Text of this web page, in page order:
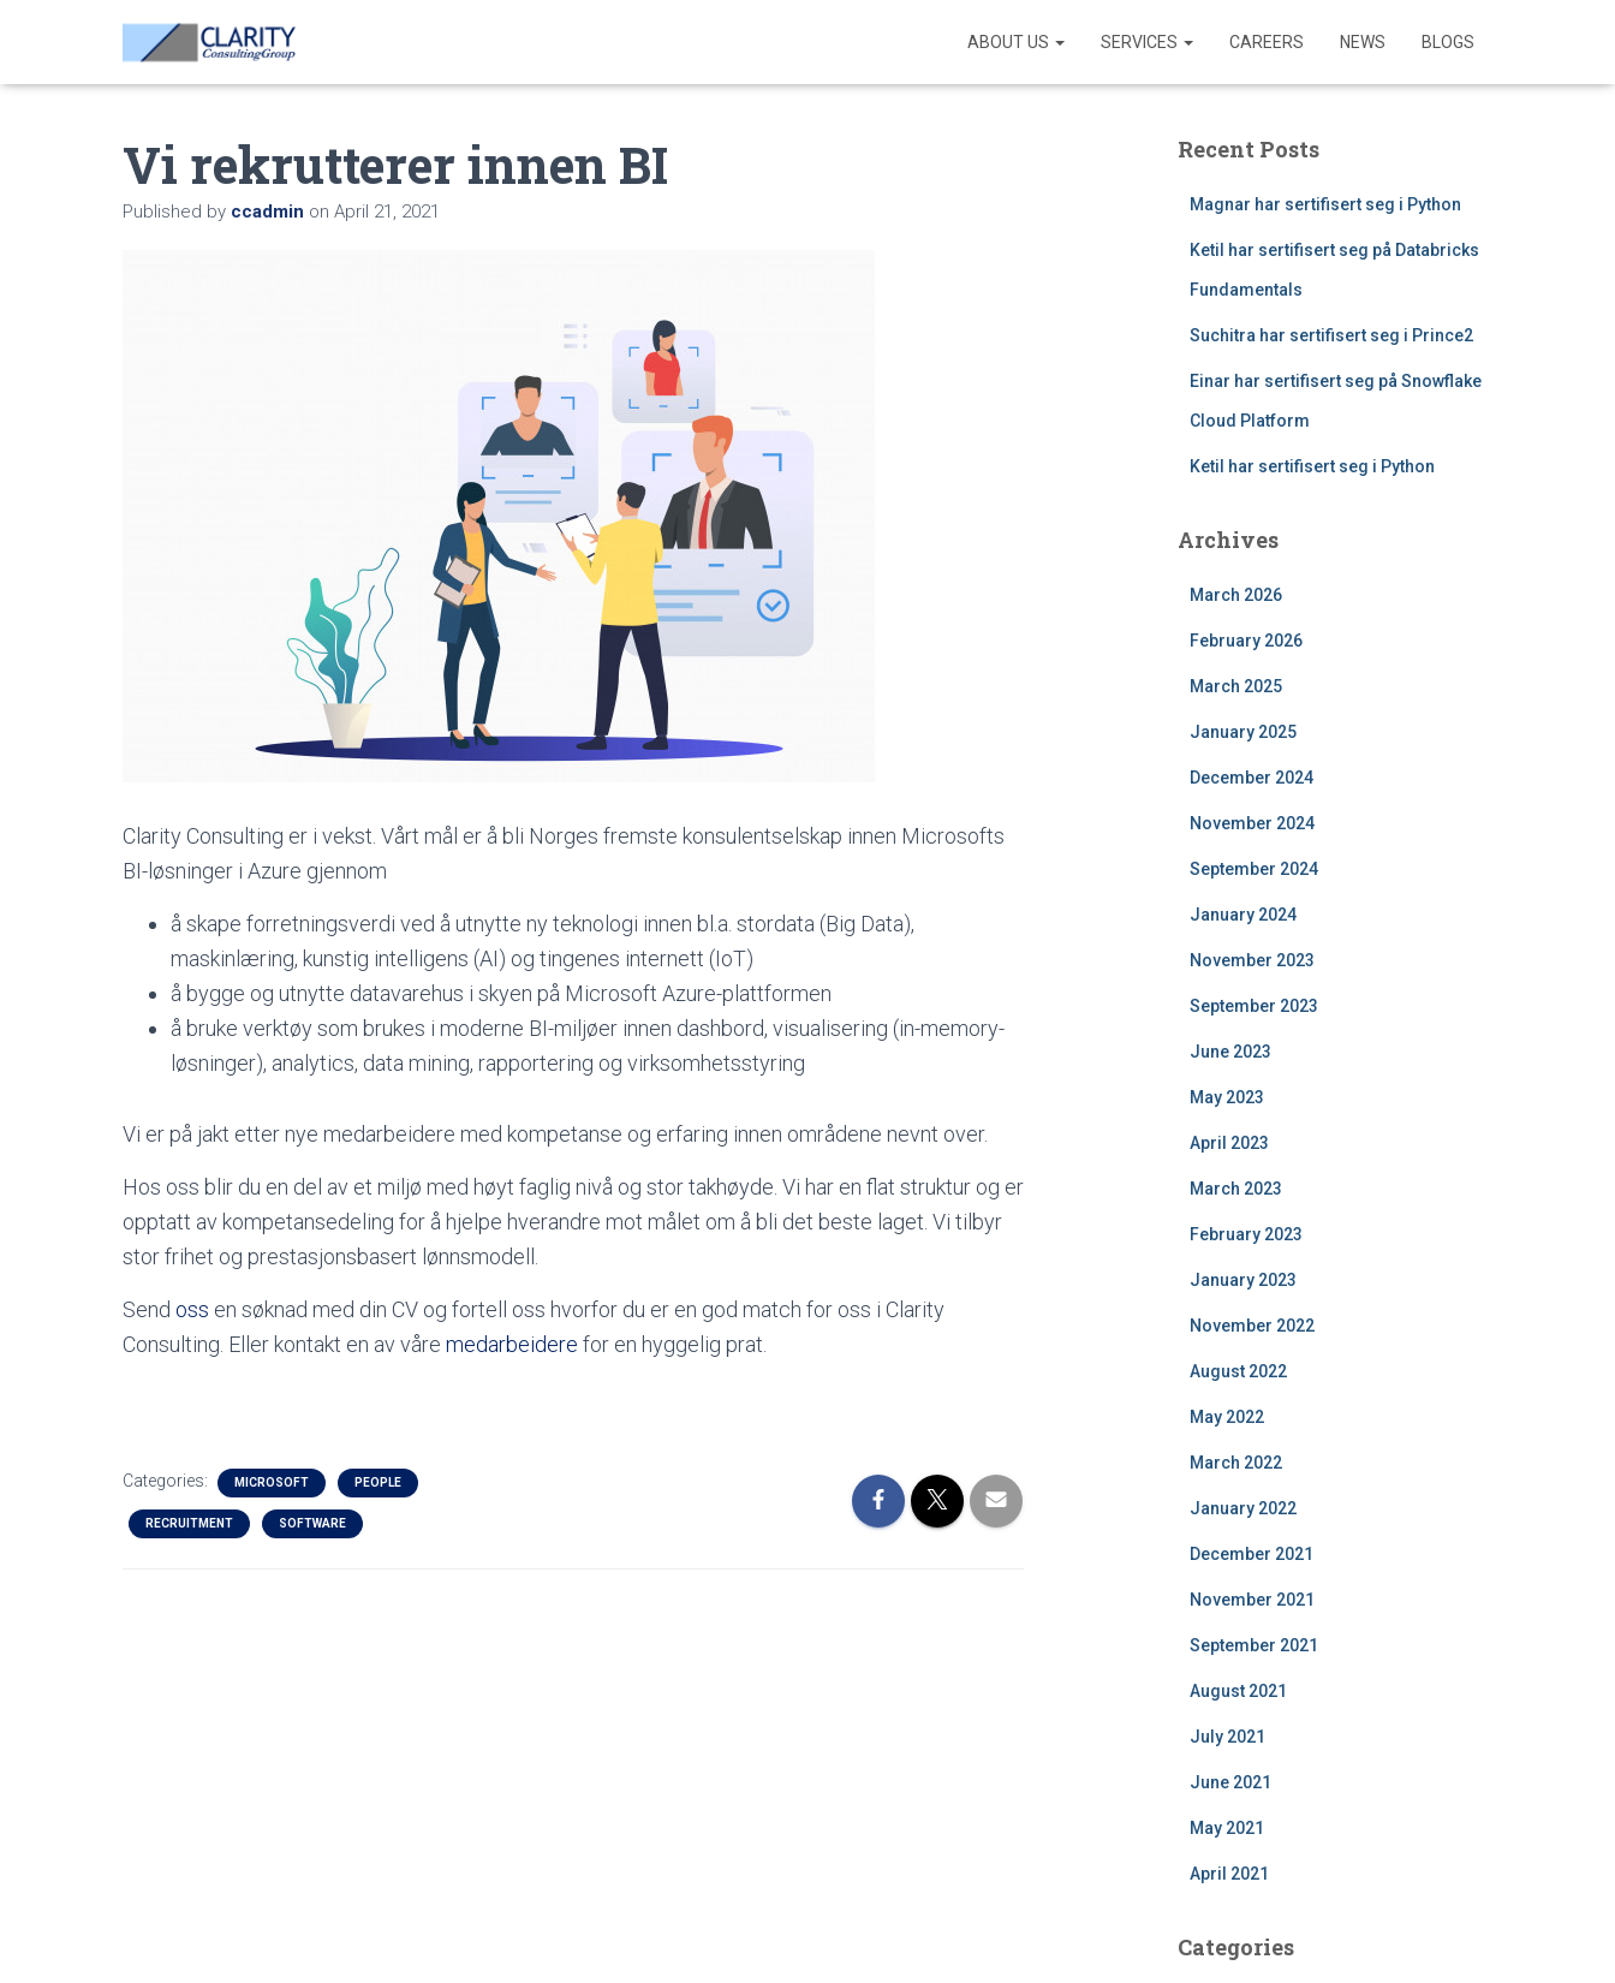
ABOUT US SERVICES CAREERS NEWS BLOGS
Vi rekrutterer innen BI
Published by ccadmin on April 21, 2021
Clarity Consulting er i vekst. Vårt mål er å bli Norges fremste konsulentselskap innen Microsofts
BI-løsninger i Azure gjennom
å skape forretningsverdi ved å utnytte ny teknologi innen bl.a. stordata (Big Data),
maskinlæring, kunstig intelligens (AI) og tingenes internett (IoT)
å bygge og utnytte datavarehus i skyen på Microsoft Azure-plattformen
å bruke verktøy som brukes i moderne BI-miljøer innen dashbord, visualisering (in-memory-
løsninger), analytics, data mining, rapportering og virksomhetsstyring
Vi er på jakt etter nye medarbeidere med kompetanse og erfaring innen områdene nevnt over.
Hos oss blir du en del av et miljø med høyt faglig nivå og stor takhøyde. Vi har en flat struktur og er
opptatt av kompetansedeling for å hjelpe hverandre mot målet om å bli det beste laget. Vi tilbyr
stor frihet og prestasjonsbasert lønnsmodell.
Send oss en søknad med din CV og fortell oss hvorfor du er en god match for oss i Clarity
Consulting. Eller kontakt en av våre medarbeidere for en hyggelig prat.
Categories: MICROSOFT PEOPLE
RECRUITMENT SOFTWARE
Recent Posts
Magnar har sertifisert seg i Python
Ketil har sertifisert seg på Databricks
Fundamentals
Suchitra har sertifisert seg i Prince2
Einar har sertifisert seg på Snowflake
Cloud Platform
Ketil har sertifisert seg i Python
Archives
March 2026
February 2026
March 2025
January 2025
December 2024
November 2024
September 2024
January 2024
November 2023
September 2023
June 2023
May 2023
April 2023
March 2023
February 2023
January 2023
November 2022
August 2022
May 2022
March 2022
January 2022
December 2021
November 2021
September 2021
August 2021
July 2021
June 2021
May 2021
April 2021
Categories